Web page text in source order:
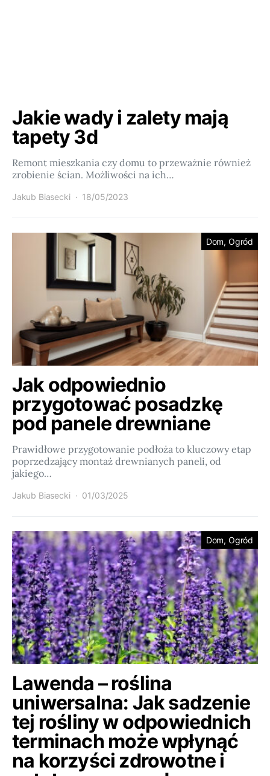
Jakie wady i zalety mają
tapety 3d
Remont mieszkania czy domu to przeważnie również
zrobienie ścian. Możliwości na ich…
Jakub Biasecki 18/05/2023
Dom, Ogród
Jak odpowiednio
przygotować posadzkę
pod panele drewniane
Prawidłowe przygotowanie podłoża to kluczowy etap
poprzedzający montaż drewnianych paneli, od
jakiego…
Jakub Biasecki 01/03/2025
Dom, Ogród
Lawenda – roślina
uniwersalna: Jak sadzenie
tej rośliny w odpowiednich
terminach może wpłynąć
na korzyści zdrowotne i